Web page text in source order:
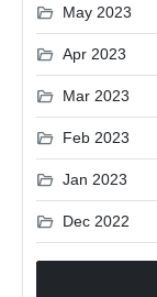
folder_open May 2023
folder_open Apr 2023
folder_open Mar 2023
folder_open Feb 2023
folder_open Jan 2023
folder_open Dec 2022